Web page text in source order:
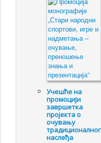
Учешће на
промоцији
завршетка
пројекта о
очувању
традиционалног
наслеђа